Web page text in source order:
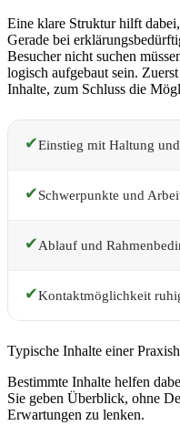
Eine klare Struktur hilft
Gerade bei
Besucher nicht suchen
logisch aufgebaut sein.
Inhalte, zum Schluss die
✔Einstieg mit Haltung
✔Schwerpunkte und
✔Ablauf und
✔Kontaktmöglichkeit
Typische Inhalte einer
Bestimmte Inhalte helfen
Sie geben Überblick, ohne
Erwartungen zu lenken.